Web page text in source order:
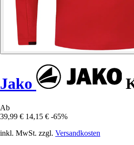
Jako
Ab
39,99 € 14,15 € -65%
inkl. MwSt. zzgl. Versandkosten